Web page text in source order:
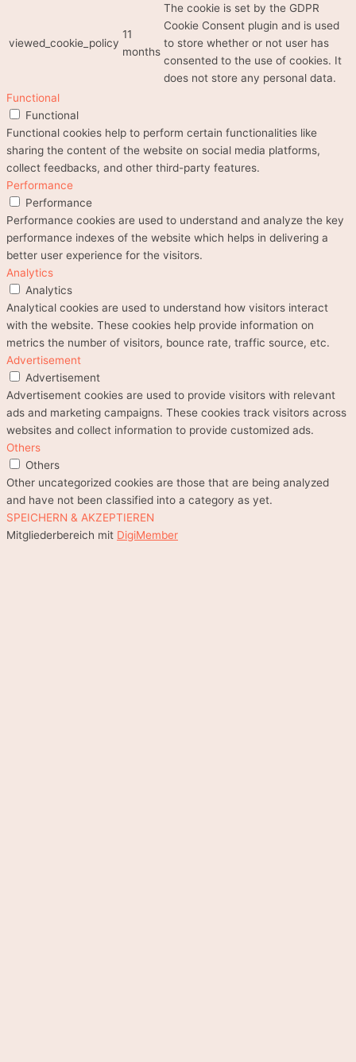
viewed_cookie_policy
11
months
The cookie is set by the GDPR
Cookie Consent plugin and is used
to store whether or not user has
consented to the use of cookies. It
does not store any personal data.
Functional
Functional
Functional cookies help to perform certain functionalities like
sharing the content of the website on social media platforms,
collect feedbacks, and other third-party features.
Performance
Performance
Performance cookies are used to understand and analyze the key
performance indexes of the website which helps in delivering a
better user experience for the visitors.
Analytics
Analytics
Analytical cookies are used to understand how visitors interact
with the website. These cookies help provide information on
metrics the number of visitors, bounce rate, traffic source, etc.
Advertisement
Advertisement
Advertisement cookies are used to provide visitors with relevant
ads and marketing campaigns. These cookies track visitors across
websites and collect information to provide customized ads.
Others
Others
Other uncategorized cookies are those that are being analyzed
and have not been classified into a category as yet.
SPEICHERN & AKZEPTIEREN
Mitgliederbereich mit DigiMember